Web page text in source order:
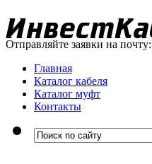
Отправляйте заявки на почту:
Главная
Каталог кабеля
Каталог муфт
Контакты